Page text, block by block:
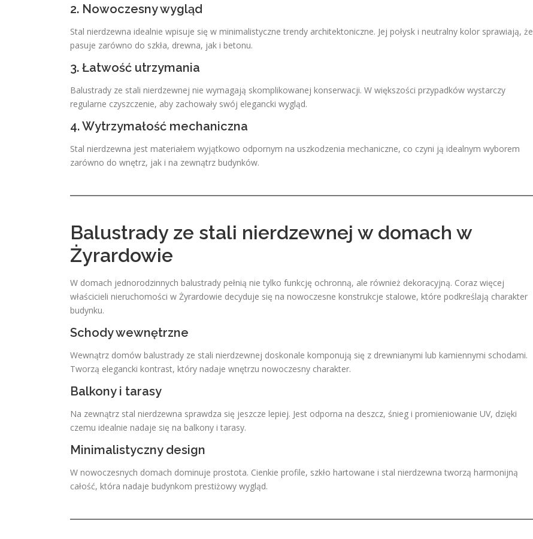
2. Nowoczesny wygląd
Stal nierdzewna idealnie wpisuje się w minimalistyczne trendy architektoniczne. Jej połysk i neutralny kolor sprawiają, że
pasuje zarówno do szkła, drewna, jak i betonu.
3. Łatwość utrzymania
Balustrady ze stali nierdzewnej nie wymagają skomplikowanej konserwacji. W większości przypadków wystarczy
regularne czyszczenie, aby zachowały swój elegancki wygląd.
4. Wytrzymałość mechaniczna
Stal nierdzewna jest materiałem wyjątkowo odpornym na uszkodzenia mechaniczne, co czyni ją idealnym wyborem
zarówno do wnętrz, jak i na zewnątrz budynków.
Balustrady ze stali nierdzewnej w domach w
Żyrardowie
W domach jednorodzinnych balustrady pełnią nie tylko funkcję ochronną, ale również dekoracyjną. Coraz więcej
właścicieli nieruchomości w Żyrardowie decyduje się na nowoczesne konstrukcje stalowe, które podkreślają charakter
budynku.
Schody wewnętrzne
Wewnątrz domów balustrady ze stali nierdzewnej doskonale komponują się z drewnianymi lub kamiennymi schodami.
Tworzą elegancki kontrast, który nadaje wnętrzu nowoczesny charakter.
Balkony i tarasy
Na zewnątrz stal nierdzewna sprawdza się jeszcze lepiej. Jest odporna na deszcz, śnieg i promieniowanie UV, dzięki
czemu idealnie nadaje się na balkony i tarasy.
Minimalistyczny design
W nowoczesnych domach dominuje prostota. Cienkie profile, szkło hartowane i stal nierdzewna tworzą harmonijną
całość, która nadaje budynkom prestiżowy wygląd.